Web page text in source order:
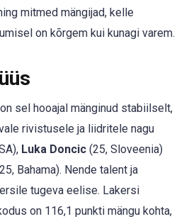
mitmed mängijad, kelle
on kõrgem kui kunagi varem.
on sel hooajal mänginud stabiilselt,
rivistusele ja liidritele nagu
Luka Doncic (25, Sloveenia)
Bahama). Nende talent ja
tugeva eelise. Lakersi
on 116,1 punkti mängu kohta,